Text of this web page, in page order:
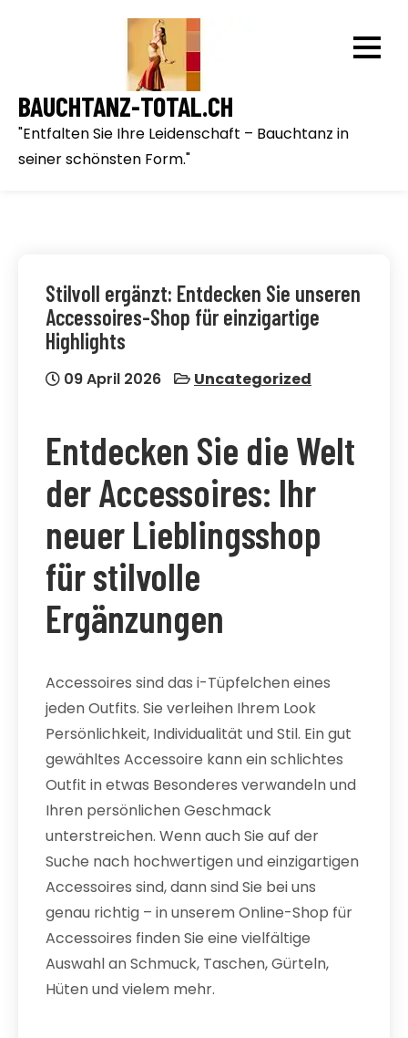
BAUCHTANZ-TOTAL.CH
"Entfalten Sie Ihre Leidenschaft – Bauchtanz in
seiner schönsten Form."
Stilvoll ergänzt: Entdecken Sie unseren
Accessoires-Shop für einzigartige
Highlights
09 April 2026 Uncategorized
Entdecken Sie die Welt
der Accessoires: Ihr
neuer Lieblingsshop
für stilvolle
Ergänzungen
Accessoires sind das i-Tüpfelchen eines
jeden Outfits. Sie verleihen Ihrem Look
Persönlichkeit, Individualität und Stil. Ein gut
gewähltes Accessoire kann ein schlichtes
Outfit in etwas Besonderes verwandeln und
Ihren persönlichen Geschmack
unterstreichen. Wenn auch Sie auf der
Suche nach hochwertigen und einzigartigen
Accessoires sind, dann sind Sie bei uns
genau richtig – in unserem Online-Shop für
Accessoires finden Sie eine vielfältige
Auswahl an Schmuck, Taschen, Gürteln,
Hüten und vielem mehr.